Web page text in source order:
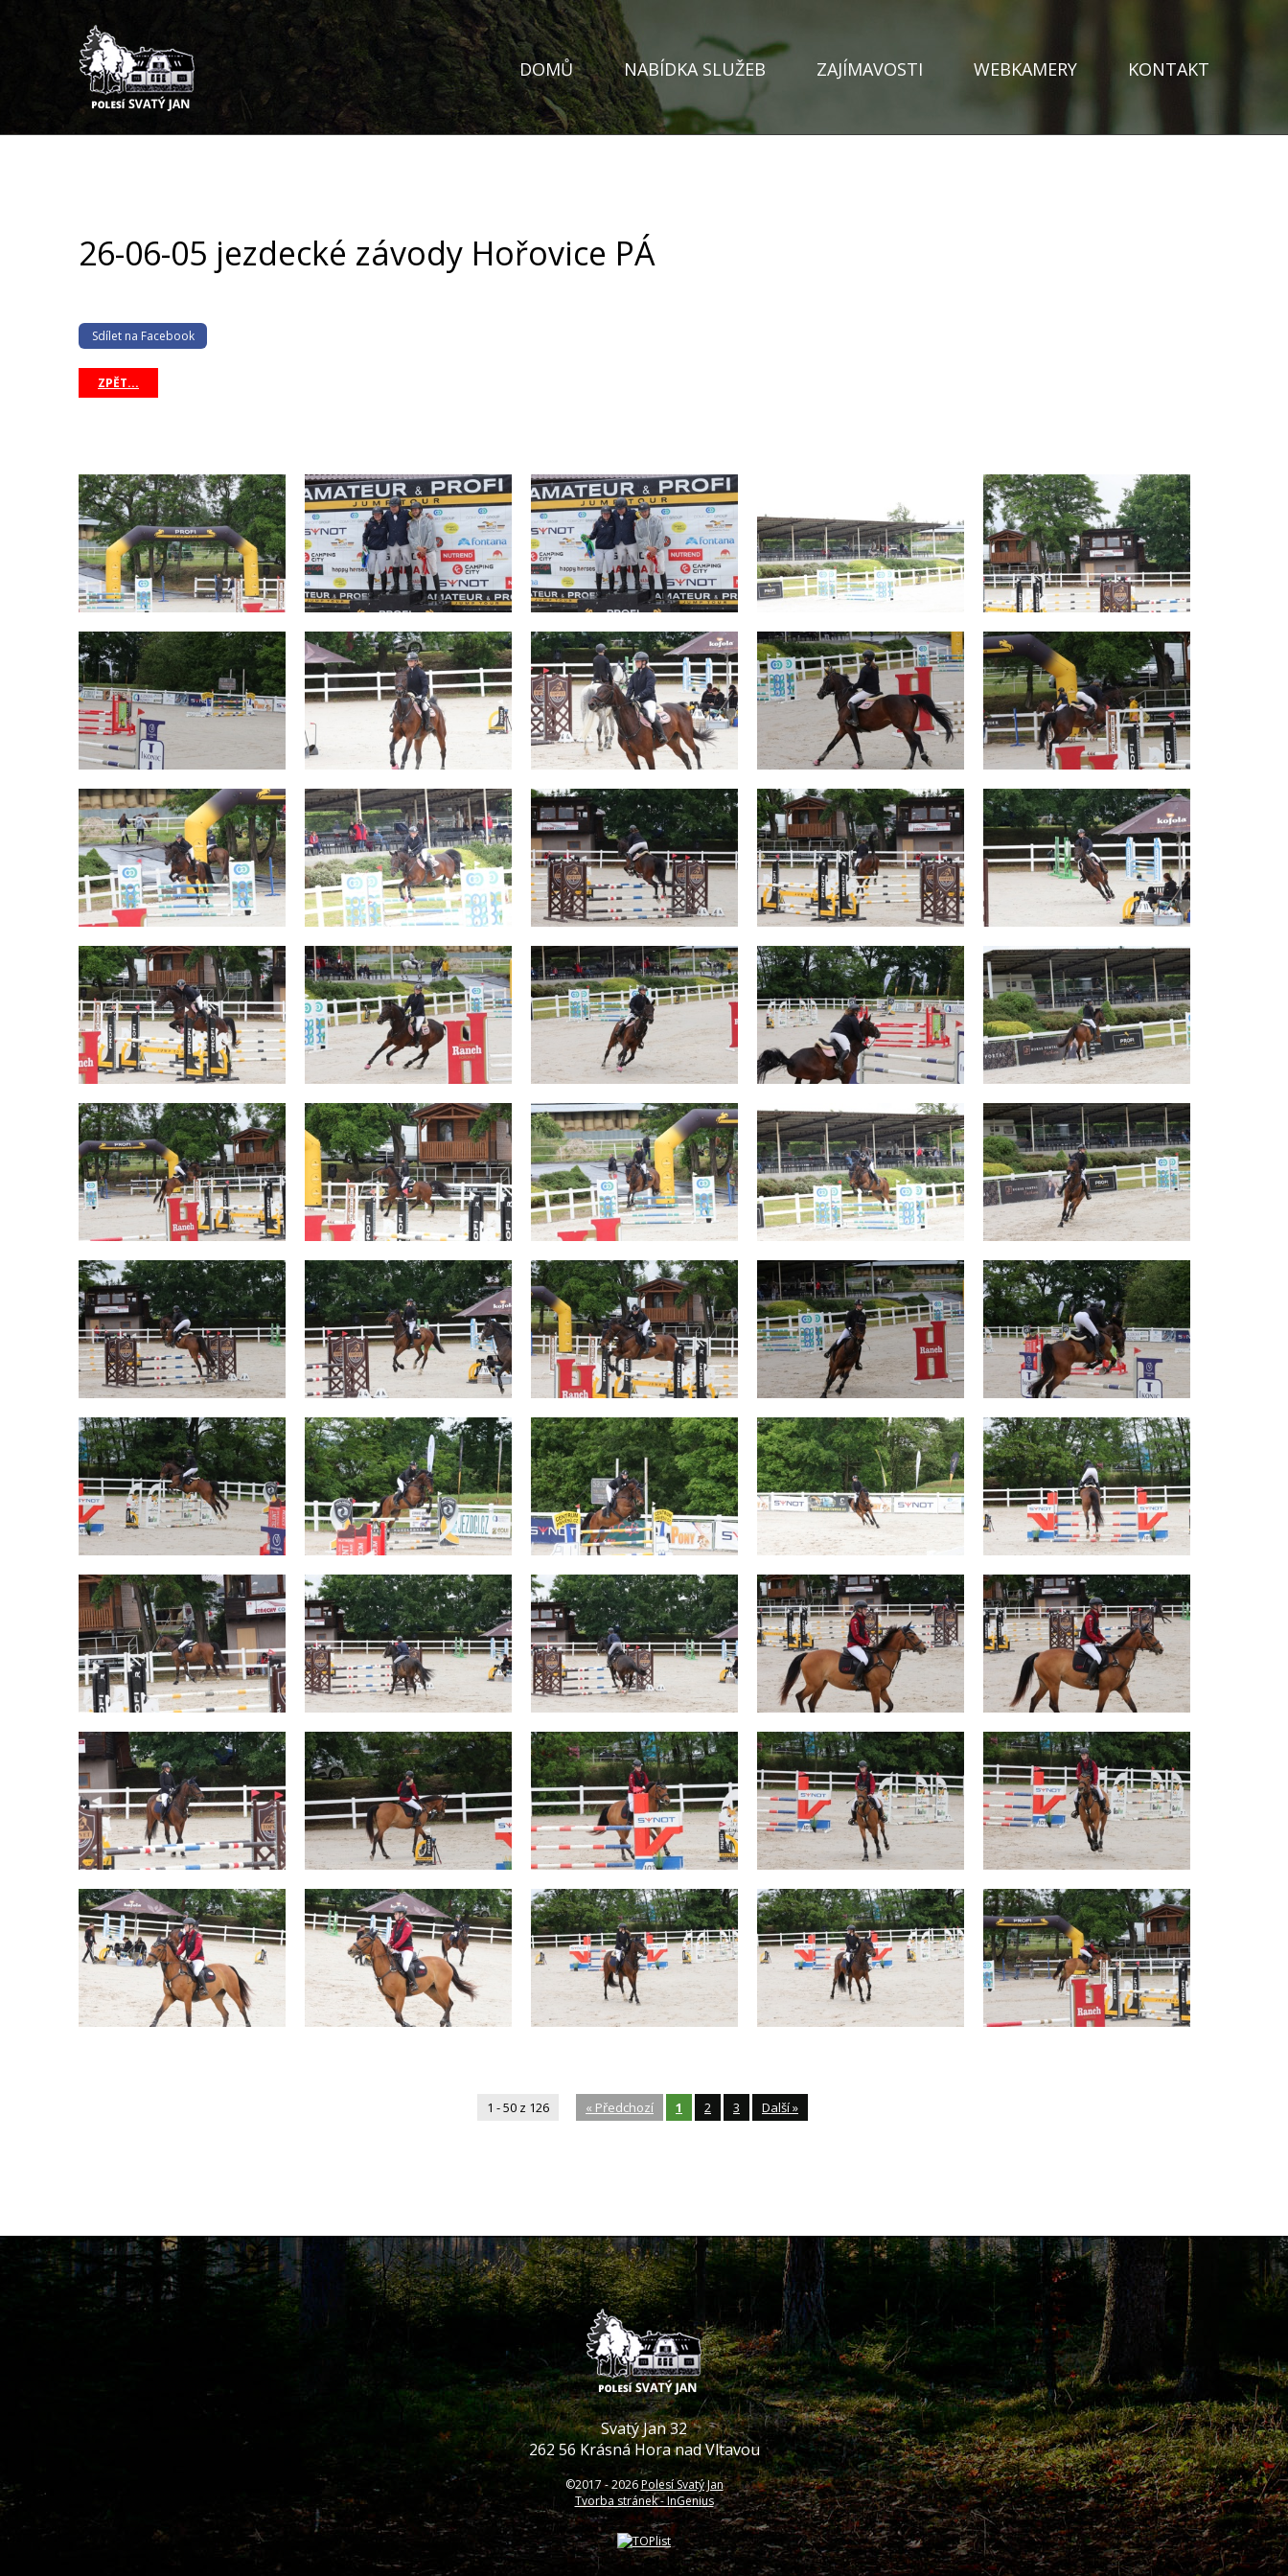
DOMŮ NABÍDKA SLUŽEB ZAJÍMAVOSTI WEBKAMERY KONTAKT
26-06-05 jezdecké závody Hořovice PÁ
Sdílet na Facebook
ZPĚT...
1 - 50 z 126 « Předchozí 1 2 3 Další»
Svatý Jan 32
262 56 Krásná Hora nad Vltavou
©2017 -2026Polesí Svatý Jan
Tvorba stránek - InGenius